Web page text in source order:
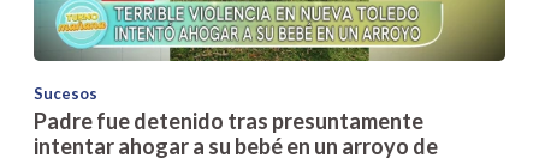
Sucesos
Padre fue detenido tras presuntamente
intentar ahogar a su bebé en un arroyo de